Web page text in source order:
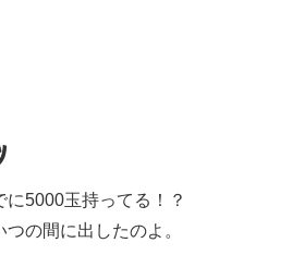
5000玉持ってる！？
の間に出したのよ。